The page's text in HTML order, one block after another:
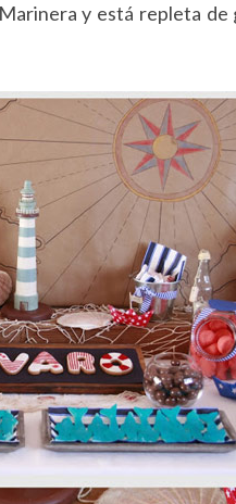
y está repleta de